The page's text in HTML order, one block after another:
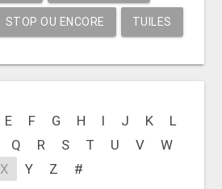
STOP OU ENCORE TUILES
E F G H I J K
L
Q R S T U V
W
X
Y Z #